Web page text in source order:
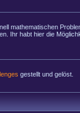
mathematischen
Ihr habt hier die
gestellt und gelöst.